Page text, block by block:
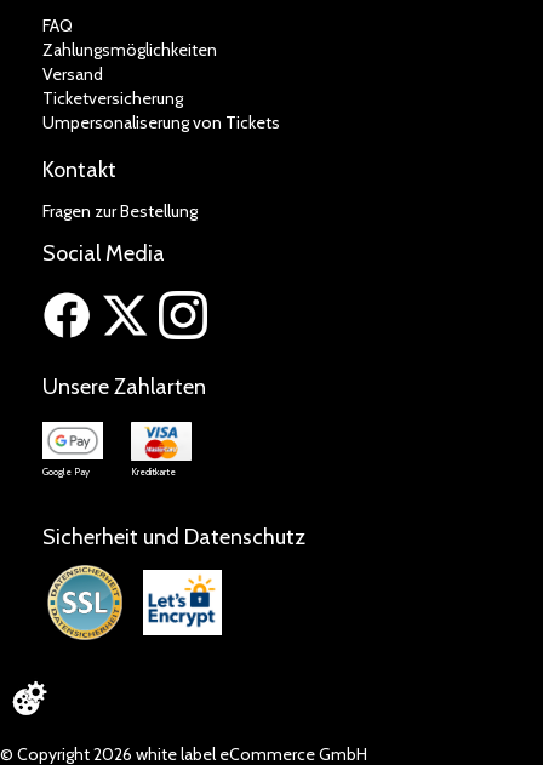
FAQ
Zahlungsmöglichkeiten
Versand
Ticketversicherung
Umpersonaliserung von Tickets
Kontakt
Fragen zur Bestellung
Social Media
Unsere Zahlarten
Google Pay Kreditkarte
Sicherheit und Datenschutz
© Copyright 2026 white label eCommerce GmbH